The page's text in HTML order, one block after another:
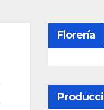
Florería